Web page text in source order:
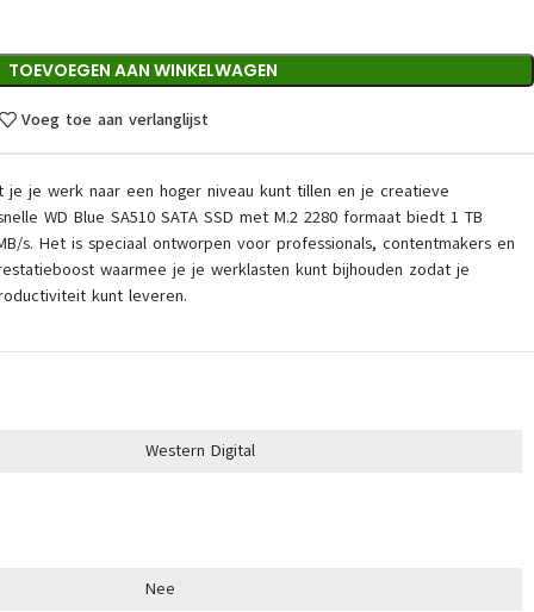
TOEVOEGEN AAN WINKELWAGEN
Voeg toe aan verlanglijst
je werk naar een hoger niveau kunt tillen en je creatieve
WD Blue SA510 SATA SSD met M.2 2280 formaat biedt 1 TB
s. Het is speciaal ontworpen voor professionals, contentmakers en
waarmee je je werklasten kunt bijhouden zodat je
kunt leveren.
Western Digital
Nee